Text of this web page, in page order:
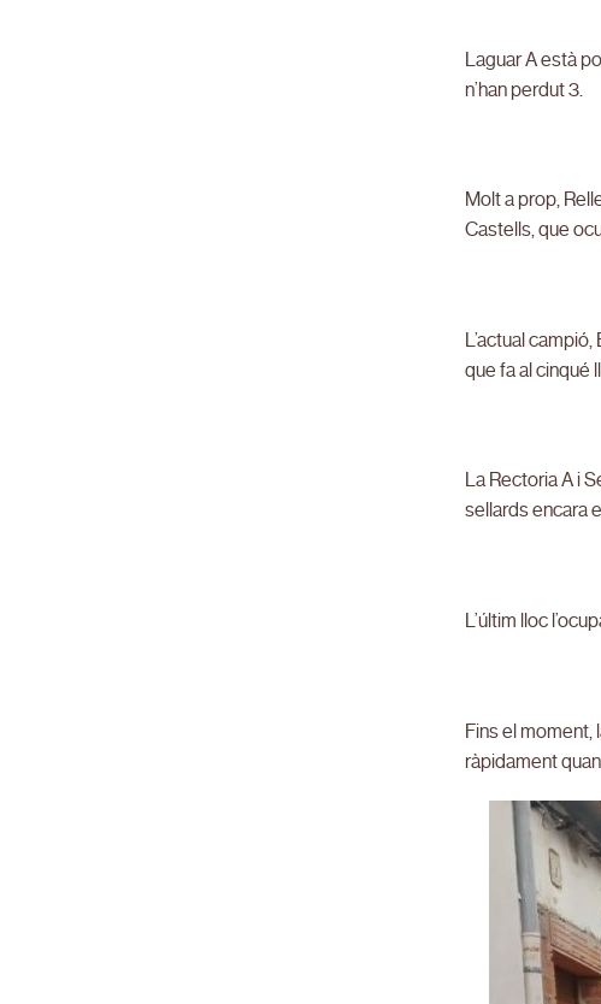
Laguar A està
n’han perdut 3.
Molt a prop,
Castells, que
L’actual
que fa al cinqué
La Rectoria A i
sellards encara
L’últim lloc
Fins el moment,
ràpidament